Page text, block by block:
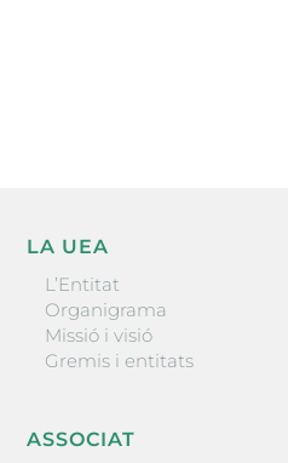
LA UEA
L’Entitat
Organigrama
Missió i visió
Gremis i entitats
ASSOCIAT